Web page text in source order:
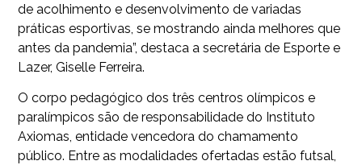
de acolhimento e desenvolvimento de variadas
práticas esportivas, se mostrando ainda melhores que
antes da pandemia”, destaca a secretária de Esporte e
Lazer, Giselle Ferreira.
O corpo pedagógico dos três centros olímpicos e
paralímpicos são de responsabilidade do Instituto
Axiomas, entidade vencedora do chamamento
público. Entre as modalidades ofertadas estão futsal,